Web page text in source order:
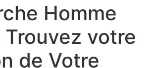
Homme
Trouvez votre
de Votre